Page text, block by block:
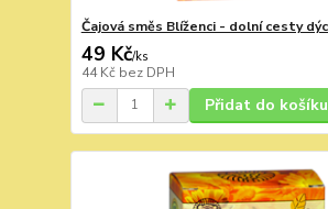
Čajová směs Blíženci - dolní cesty
49 Kč/ks
44 Kč bez DPH
Přidat do košíku